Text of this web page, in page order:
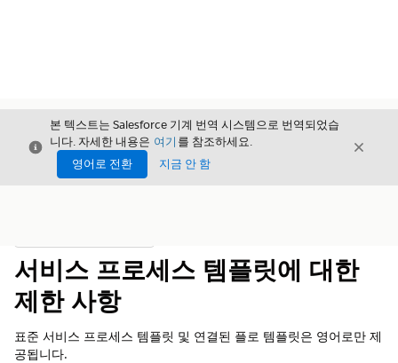
닫기
본 텍스트는 Salesforce 기계 번역 시스템으로 번역되었습
니다. 자세한 내용은 여기 를 참조하세요.
영어로 전환
지금 안 함
닫기
서비스 프로세스 템플릿에 대한
제한 사항
표준 서비스 프로세스 템플릿 및 연결된 플로 템플릿은 영어로만 제
공됩니다.